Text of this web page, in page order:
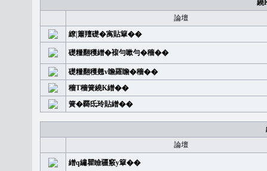
繞
論壇
繚|簫羶礎�㝢貼簞��
礎糧翻穫繒�䙛勻嗽勻�穡��
礎糧翻穫翹v瞻羅瞻�穡��
穡T穡簧繞K繒��
簧�覉氐玲貼繒��
論壇
繒q繡瞿瞼疆竅y簞��